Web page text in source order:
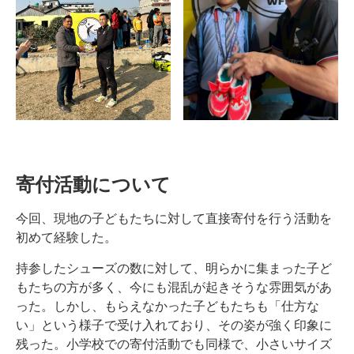
寄付活動について
今回、現地の子どもたちに対して直接寄付を行う活動を
初めて経験した。
持参したシューズの数に対して、明らかに集まった子ど
もたちの方が多く、今にも混乱が起きそうな雰囲気があ
った。しかし、もらえなかった子どもたちも「仕方な
い」という様子で受け入れており、その姿が強く印象に
残った。小学校での寄付活動でも同様で、小さいサイズ